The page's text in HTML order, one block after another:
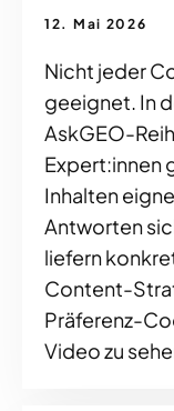
12. Mai 2026
Nicht jeder
geeignet. In
AskGEO-
Expert:innen
Inhalten
Antworten
liefern
Content-
Präferenz-
Video zu